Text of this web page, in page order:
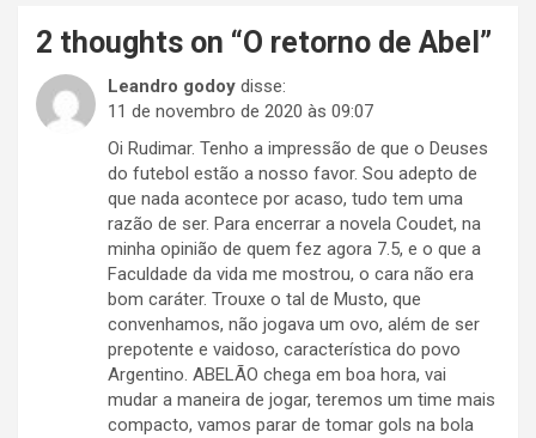
2 thoughts on “O retorno de Abel ”
Leandro godoy disse:
11 de novembro de 2020 às 09:07
Oi Rudimar. Tenho a impressão de que o Deuses
do futebol estão a nosso favor. Sou adepto de
que nada acontece por acaso, tudo tem uma
razão de ser. Para encerrar a novela Coudet, na
minha opinião de quem fez agora 7.5, e o que a
Faculdade da vida me mostrou, o cara não era
bom caráter. Trouxe o tal de Musto, que
convenhamos, não jogava um ovo, além de ser
prepotente e vaidoso, característica do povo
Argentino. ABELÃO chega em boa hora, vai
mudar a maneira de jogar, teremos um time mais
compacto, vamos parar de tomar gols na bola